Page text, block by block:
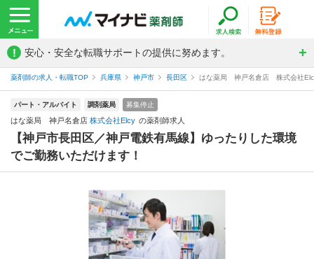
! 安心・安全な転職サポートの提供に努めます。
薬剤師の求人・転職TOP 兵庫県 神戸市 長田区 はな薬局 神戸名倉店 株式会社
パート・アルバイト 調剤薬局 募集停止
はな薬局 神戸名倉店 株式会社Elcy の薬剤師求人
【神戸市長田区／神戸電鉄有馬線】ゆったりした環境
でご勤務いただけます！